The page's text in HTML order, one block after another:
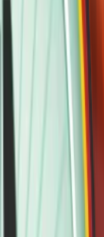
использованием
преобладают синие и
в виде
и
оружию яркий и
характерным
от 0 до 0.58,
износа:
полевых